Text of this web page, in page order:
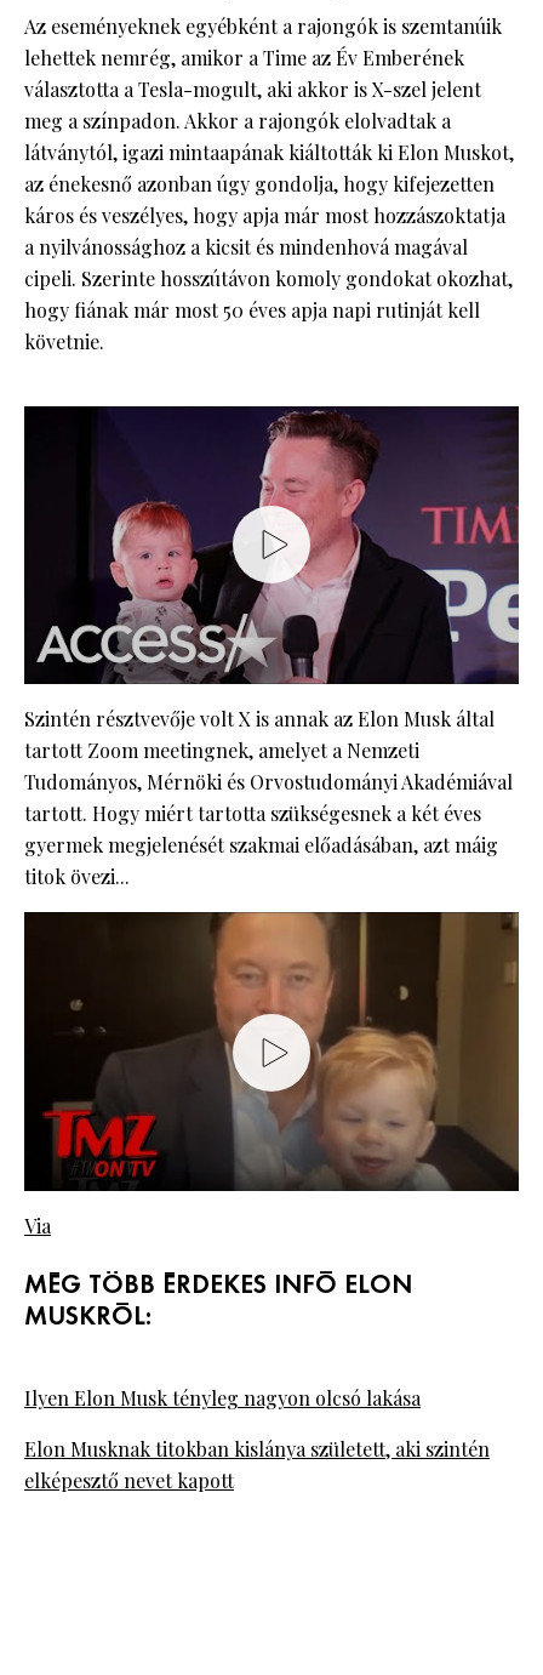
Az eseményeknek egyébként a rajongók is szemtanúik
lehettek nemrég, amikor a Time az Év Emberének
választotta a Tesla-mogult, aki akkor is X-szel jelent
meg a színpadon. Akkor a rajongók elolvadtak a
látványtól, igazi mintaapának kiáltották ki Elon Muskot,
az énekesnő azonban úgy gondolja, hogy kifejezetten
káros és veszélyes, hogy apja már most hozzászoktatja
a nyilvánossághoz a kicsit és mindenhová magával
cipeli. Szerinte hosszútávon komoly gondokat okozhat,
hogy fiának már most 50 éves apja napi rutinját kell
követnie.
Szintén résztvevője volt X is annak az Elon Musk által
tartott Zoom meetingnek, amelyet a Nemzeti
Tudományos, Mérnöki és Orvostudományi Akadémiával
tartott. Hogy miért tartotta szükségesnek a két éves
gyermek megjelenését szakmai előadásában, azt máig
titok övezi...
Via
MÉG TÖBB ÉRDEKES INFÓ ELON
MUSKRÓL:
Ilyen Elon Musk tényleg nagyon olcsó lakása
Elon Musknak titokban kislánya született, aki szintén
elképesztő nevet kapott